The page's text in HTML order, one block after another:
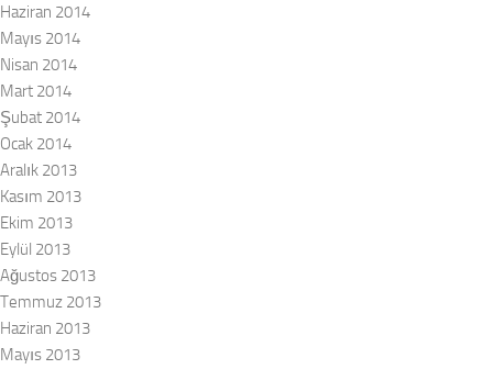
Haziran 2014
Mayıs 2014
Nisan 2014
Mart 2014
Şubat 2014
Ocak 2014
Aralık 2013
Kasım 2013
Ekim 2013
Eylül 2013
Ağustos 2013
Temmuz 2013
Haziran 2013
Mayıs 2013